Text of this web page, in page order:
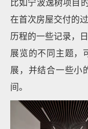
在首次房屋交付的
历程的一些记录，
展览的不同主题，
展，并结合一些小
间。